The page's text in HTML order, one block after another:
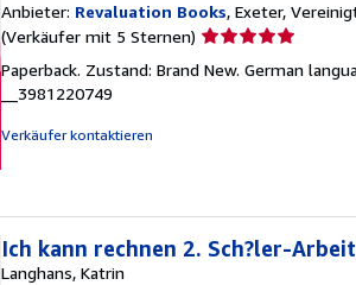
Anbieter: Revaluation Books, Exeter,
(Verkäufer mit 5 Sternen) Verkäuferbewertung
von
Paperback. Zustand: Brand New. German
__3981220749
Verkäufer kontaktieren
Ich kann rechnen 2. Sch?ler-
Langhans, Katrin